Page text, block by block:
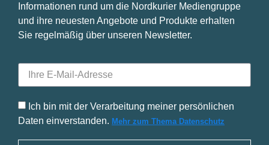
Informationen rund um die Nordkurier Mediengruppe
und ihre neuesten Angebote und Produkte erhalten
Sie regelmäßig über unseren Newsletter.
Ich bin mit der Verarbeitung meiner persönlichen
Daten einverstanden. Mehr zum Thema Datenschutz